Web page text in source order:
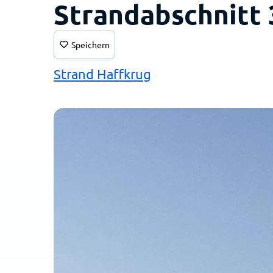
Strandabschnitt
Speichern
Strand Haffkrug